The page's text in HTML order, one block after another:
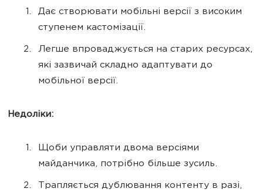
Дає створювати мобільні версії з високим
ступенем кастомізації.
Легше впроваджується на старих ресурсах,
які зазвичай складно адаптувати до
мобільної версії.
Недоліки:
Щоби управляти двома версіями
майданчика, потрібно більше зусиль.
Трапляється дублювання контенту в разі,